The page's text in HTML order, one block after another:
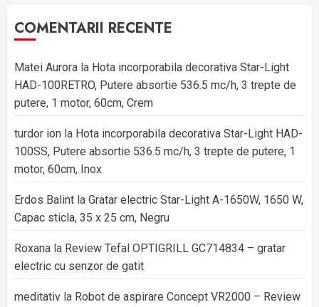
COMENTARII RECENTE
Matei Aurora la Hota incorporabila decorativa Star-Light
HAD-100RETRO, Putere absortie 536.5 mc/h, 3 trepte de
putere, 1 motor, 60cm, Crem
turdor ion la Hota incorporabila decorativa Star-Light HAD-
100SS, Putere absortie 536.5 mc/h, 3 trepte de putere, 1
motor, 60cm, Inox
Erdos Balint la Gratar electric Star-Light A-1650W, 1650 W,
Capac sticla, 35 x 25 cm, Negru
Roxana la Review Tefal OPTIGRILL GC714834 – gratar
electric cu senzor de gatit
meditativ la Robot de aspirare Concept VR2000 – Review